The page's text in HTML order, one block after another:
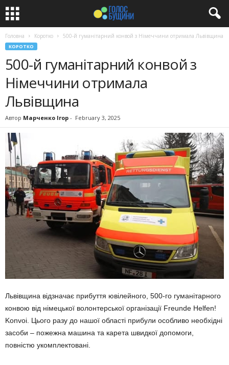
Головна Коротко 500-й гуманітарний конвой з Німеччини отримала Львівщина
КОРОТКО
500-й гуманітарний конвой з
Німеччини отримала
Львівщина
Автор Марченко Ігор - February 3, 2025
Львівщина відзначає прибуття ювілейного, 500-го гуманітарного
конвою від німецької волонтерської організації Freunde Helfen!
Konvoi. Цього разу до нашої області прибули особливо необхідні
засоби – пожежна машина та карета швидкої допомоги,
повністю укомплектовані.